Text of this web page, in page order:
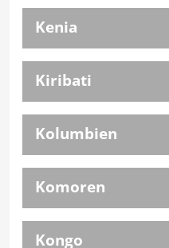
Kenia
Kiribati
Kolumbien
Komoren
Kongo